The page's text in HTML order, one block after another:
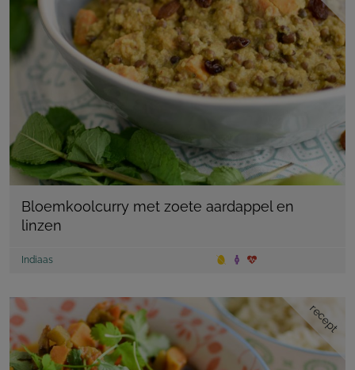
Bloemkoolcurry met zoete aardappel en
linzen
Indiaas
recept